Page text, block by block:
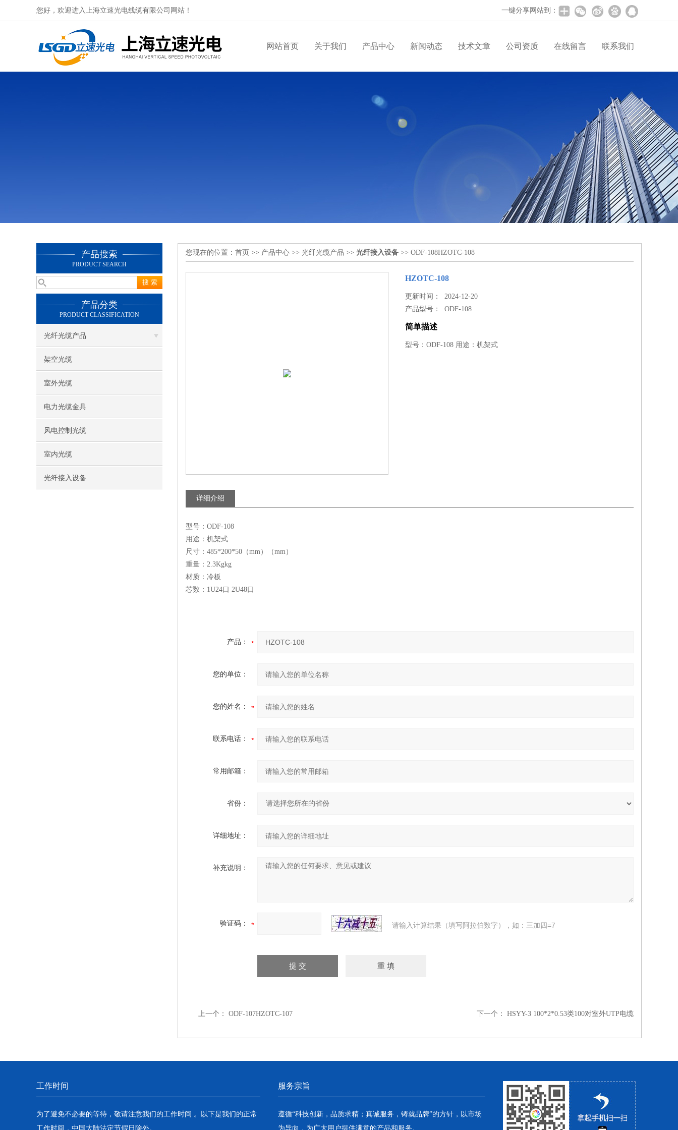
您好，欢迎进入上海立速光电线缆有限公司网站！ 一键分享网站到：
网站首页 关于我们 产品中心 新闻动态 技术文章 公司资质 在线留言 联系我们
产品搜索
PRODUCT SEARCH
产品分类
PRODUCT CLASSIFICATION
光纤光缆产品
架空光缆
室外光缆
电力光缆金具
风电控制光缆
室内光缆
光纤接入设备
您现在的位置： 首页 >> 产品中心 >> 光纤光缆产品 >> 光纤接入设备 >> ODF-108HZOTC-108
HZOTC-108
更新时间： 2024-12-20
产品型号：ODF-108
简单描述
型号：ODF-108 用途：机架式
详细介绍
型号：ODF-108
用途：机架式
尺寸：485*200*50（mm）（mm）
重量：2.3Kgkg
材质：冷板
芯数：1U24口 2U48口
产品：
您的单位：
您的姓名：
联系电话：
常用邮箱：
省份：
详细地址：
补充说明：
验证码： 请输入计算结果（填写阿拉伯数字），如：三加四=7
上一个： ODF-107HZOTC-107 下一个： HSYY-3 100*2*0.53类100对室外UTP电缆
工作时间
为了避免不必要的等待，敬请注意我们的工作时间 。以下是我们的正常
工作时间，中国大陆法定节假日除外。
服务宗旨
遵循“科技创新，品质求精；真诚服务，铸就品牌”的方针，以市场
为导向，为广大用户提供满意的产品和服务。